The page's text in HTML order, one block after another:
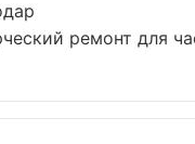
ремонт для